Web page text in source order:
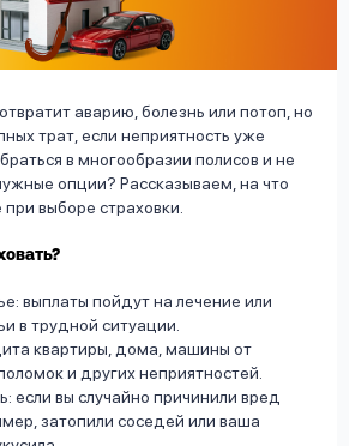
аварию, болезнь или потоп, но
трат, если неприятность уже
в многообразии полисов и не
опции? Рассказываем, на что
выборе страховки.
выплаты пойдут на лечение или
в трудной ситуации.
квартиры, дома, машины от
и других неприятностей.
если вы случайно причинили вред
затопили соседей или ваша